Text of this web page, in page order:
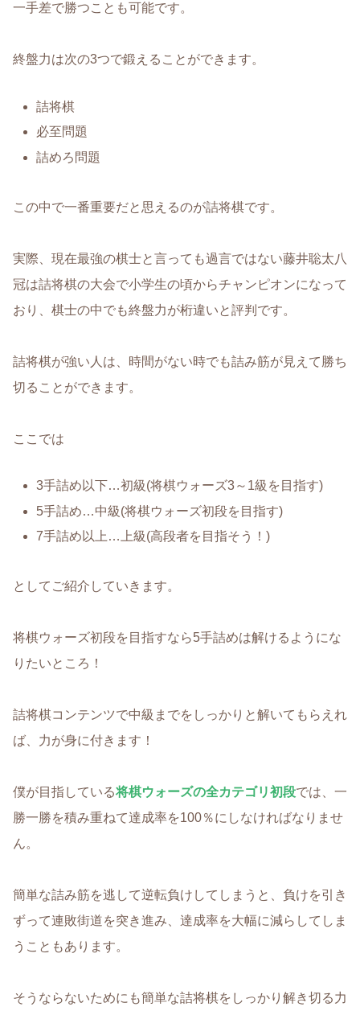
一手差で勝つことも可能です。
終盤力は次の3つで鍛えることができます。
詰将棋
必至問題
詰めろ問題
この中で一番重要だと思えるのが詰将棋です。
実際、現在最強の棋士と言っても過言ではない藤井聡太八
冠は詰将棋の大会で小学生の頃からチャンピオンになって
おり、棋士の中でも終盤力が桁違いと評判です。
詰将棋が強い人は、時間がない時でも詰み筋が見えて勝ち
切ることができます。
ここでは
3手詰め以下…初級(将棋ウォーズ3～1級を目指す)
5手詰め…中級(将棋ウォーズ初段を目指す)
7手詰め以上…上級(高段者を目指そう！)
としてご紹介していきます。
将棋ウォーズ初段を目指すなら5手詰めは解けるようにな
りたいところ！
詰将棋コンテンツで中級までをしっかりと解いてもらえれ
ば、力が身に付きます！
僕が目指している将棋ウォーズの全カテゴリ初段では、一
勝一勝を積み重ねて達成率を100％にしなければなりませ
ん。
簡単な詰み筋を逃して逆転負けしてしまうと、負けを引き
ずって連敗街道を突き進み、達成率を大幅に減らしてしま
うこともあります。
そうならないためにも簡単な詰将棋をしっかり解き切る力